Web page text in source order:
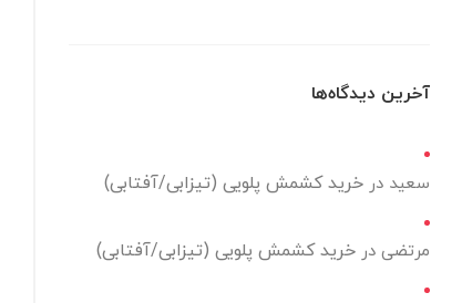
آخرین دیدگاه‌ها
سعید در خرید کشمش پلویی (تیزابی/آفتابی)
مرتضی در خرید کشمش پلویی (تیزابی/آفتابی)